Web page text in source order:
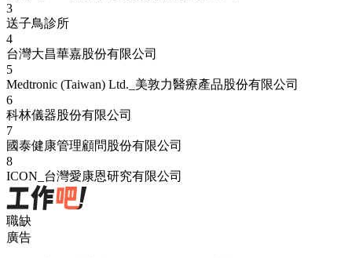
3
送子鳥診所
4
台灣大昌華嘉股份有限公司
5
Medtronic (Taiwan) Ltd._美敦力醫療產品股份有限公司
6
科林儀器股份有限公司
7
國泰健康管理顧問股份有限公司
8
ICON_台灣愛康恩研究有限公司
職缺
廣告